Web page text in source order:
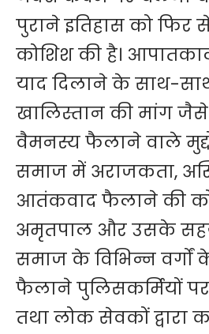
पुराने इतिहास को
कोशिश की है।
याद दिलाने के साथ-
खालिस्तान की मांग
वैमनस्य फैलाने वाले
समाज में अराजकता,
आतंकवाद फैलाने की
अमृतपाल और उसके
समाज के विभिन्न
फैलाने पुलिसकर्मियों
तथा लोक सेवकों द्वारा